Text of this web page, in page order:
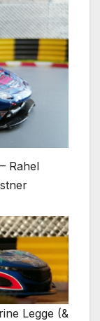
Rahel
Legge (&